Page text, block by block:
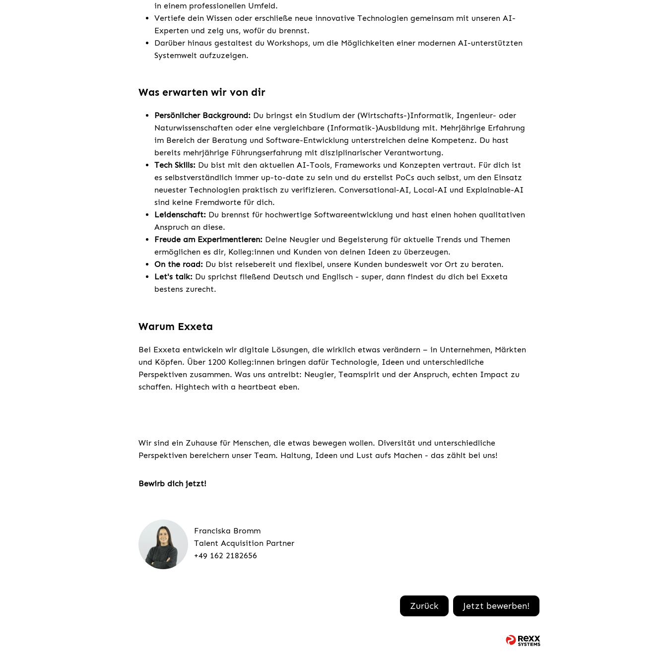
in einem professionellen Umfeld.
Vertiefe dein Wissen oder erschließe neue innovative Technologien gemeinsam mit unseren AI-
Experten und zeig uns, wofür du brennst.
Darüber hinaus gestaltest du Workshops, um die Möglichkeiten einer modernen AI-unterstützten
Systemwelt aufzuzeigen.
Was erwarten wir von dir
Persönlicher Background: Du bringst ein Studium der (Wirtschafts-)Informatik, Ingenieur- oder
Naturwissenschaften oder eine vergleichbare (Informatik-)Ausbildung mit. Mehrjährige Erfahrung
im Bereich der Beratung und Software-Entwicklung unterstreichen deine Kompetenz. Du hast
bereits mehrjährige Führungserfahrung mit disziplinarischer Verantwortung.
Tech Skills: Du bist mit den aktuellen AI-Tools, Frameworks und Konzepten vertraut. Für dich ist
es selbstverständlich immer up-to-date zu sein und du erstellst PoCs auch selbst, um den Einsatz
neuester Technologien praktisch zu verifizieren. Conversational-AI, Local-AI und Explainable-AI
sind keine Fremdworte für dich.
Leidenschaft: Du brennst für hochwertige Softwareentwicklung und hast einen hohen qualitativen
Anspruch an diese.
Freude am Experimentieren: Deine Neugier und Begeisterung für aktuelle Trends und Themen
ermöglichen es dir, Kolleg:innen und Kunden von deinen Ideen zu überzeugen.
On the road: Du bist reisebereit und flexibel, unsere Kunden bundesweit vor Ort zu beraten.
Let's talk: Du sprichst fließend Deutsch und Englisch - super, dann findest du dich bei Exxeta
bestens zurecht.
Warum Exxeta
Bei Exxeta entwickeln wir digitale Lösungen, die wirklich etwas verändern – in Unternehmen, Märkten
und Köpfen. Über 1200 Kolleg:innen bringen dafür Technologie, Ideen und unterschiedliche
Perspektiven zusammen. Was uns antreibt: Neugier, Teamspirit und der Anspruch, echten Impact zu
schaffen. Hightech with a heartbeat eben.
Wir sind ein Zuhause für Menschen, die etwas bewegen wollen. Diversität und unterschiedliche
Perspektiven bereichern unser Team. Haltung, Ideen und Lust aufs Machen - das zählt bei uns!
Bewirb dich jetzt!
Franciska Bromm
Talent Acquisition Partner
+49 162 2182656
Zurück Jetzt bewerben!